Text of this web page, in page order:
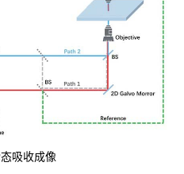
吸收成像